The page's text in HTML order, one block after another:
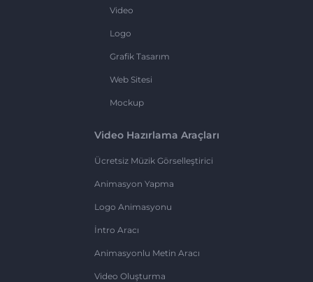
Video
Logo
Grafik Tasarım
Web Sitesi
Mockup
Video Hazırlama Araçları
Ücretsiz Müzik Görselleştirici
Animasyon Yapma
Logo Animasyonu
İntro Aracı
Animasyonlu Metin Aracı
Video Oluşturma